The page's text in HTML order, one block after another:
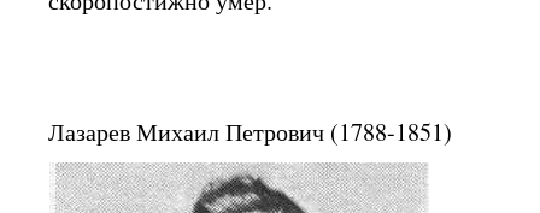
Лазарев Михаил Петрович (1788-1851)